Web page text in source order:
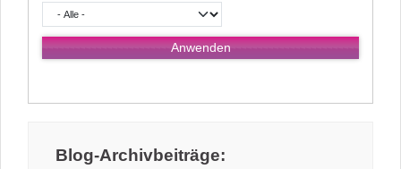
Blog-Archivbeiträge: